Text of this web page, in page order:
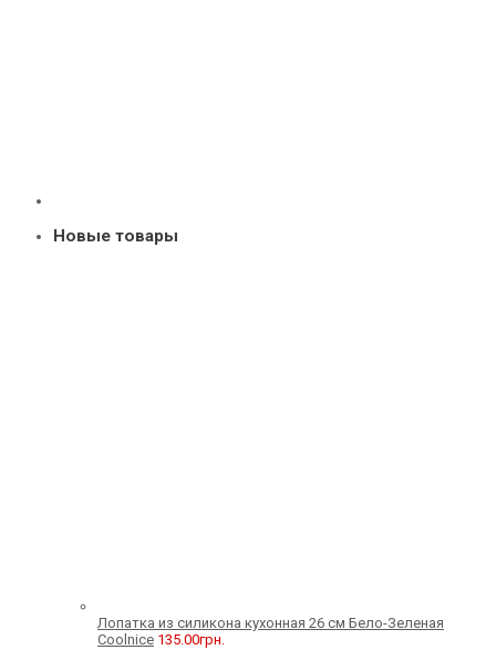
Новые товары
Лопатка из силикона кухонная 26 см Бело-Зеленая
Coolnice 135.00грн.